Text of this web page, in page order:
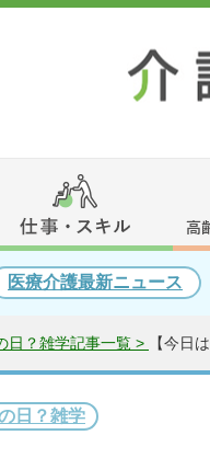
医療介護最新ニュース
日？雑学記事一覧 > 【今日
日？雑学